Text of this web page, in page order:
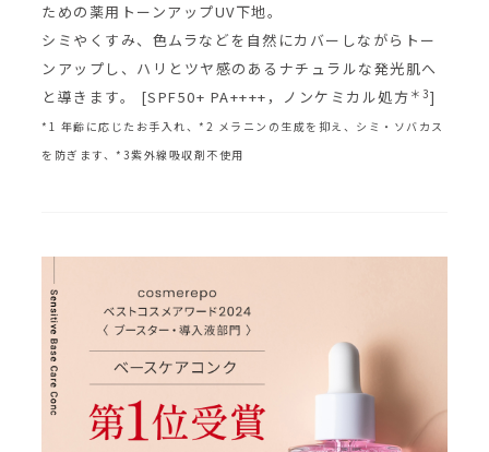
ための薬用トーンアップUV下地。
シミやくすみ、色ムラなどを自然にカバーしながらトー
ンアップし、ハリとツヤ感のあるナチュラルな発光肌へ
と導きます。 [SPF50+ PA++++，ノンケミカル処方 ＊3]
*1 年齢に応じたお手入れ、*2 メラニンの生成を抑え、シミ・ソバカス
を防ぎます、*3紫外線吸収剤不使用